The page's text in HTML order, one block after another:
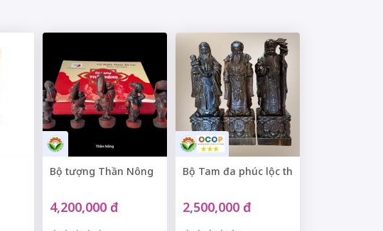
Bộ tượng Thần Nông
4,200,000 đ
Bộ Tam đa phúc lộc thọ
2,500,000 đ